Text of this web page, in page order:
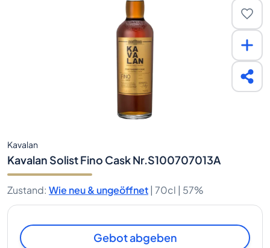
Kavalan
Kavalan Solist Fino Cask Nr.S100707013A
Zustand: Wie neu & ungeöffnet | 70cl | 57%
Gebot abgeben